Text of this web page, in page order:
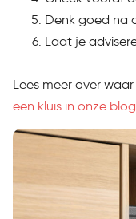
Denk goed na
Laat je
Lees meer over
een kluis in onze